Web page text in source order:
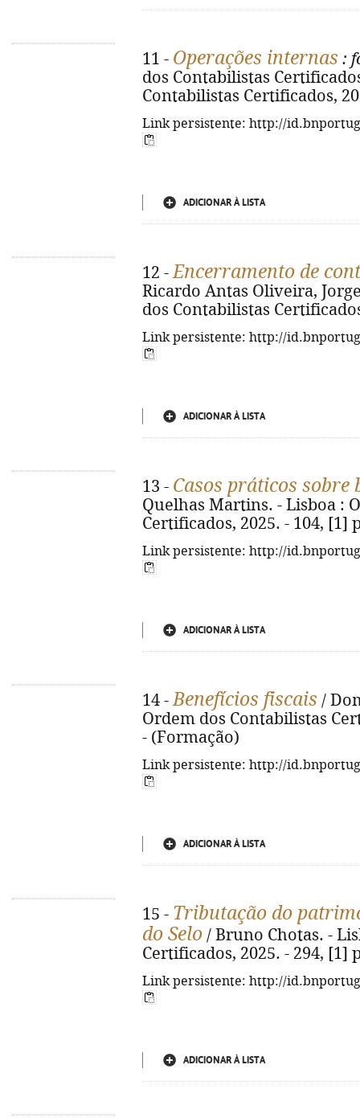
11 - Operações internas :
dos Contabilistas
Contabilistas Certificados,
Link persistente: http://
ADICIONAR À LISTA
12 -Encerramento de
Ricardo Antas Oliveira,
dos Contabilistas
Link persistente: http://
ADICIONAR À LISTA
13 - Casos práticos sobre
Quelhas Martins. - Lisboa :
Certificados, 2025. - 104, [1]
Link persistente: http://
ADICIONAR À LISTA
14 -Benefícios fiscais /
Ordem dos Contabilistas
- (Formação)
Link persistente: http://
ADICIONAR À LISTA
15 - Tributação do
do Selo / Bruno Chotas. -
Certificados, 2025. - 294, [1]
Link persistente: http://
ADICIONAR À LISTA